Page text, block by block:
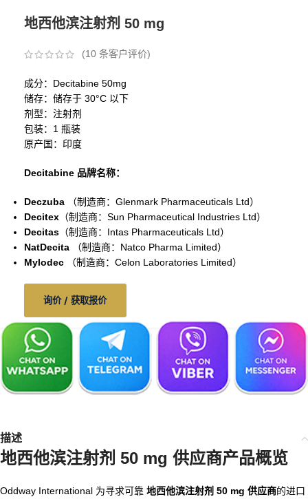
地西他滨注射剂 50 mg
(10 条客户评价)
成分：Decitabine 50mg
储存：储存于 30°C 以下
剂型：注射剂
包装：1 瓶装
原产国：印度
Decitabine 品牌名称：
Deczuba
（制造商：Glenmark Pharmaceuticals Ltd）
Decitex （制造商： Sun Pharmaceutical Industries Ltd）
Decitas （制造商：Intas Pharmaceuticals Ltd）
NatDecita
（制造商：Natco Pharma Limited）
Mylodec
（制造商：Celon Laboratories Limited）
询价 / 获取报价
描述
地西他滨注射剂 50 mg 供应商产品概览
Oddway International 为寻求可靠 地西他滨注射剂 50 mg 供应商的进口